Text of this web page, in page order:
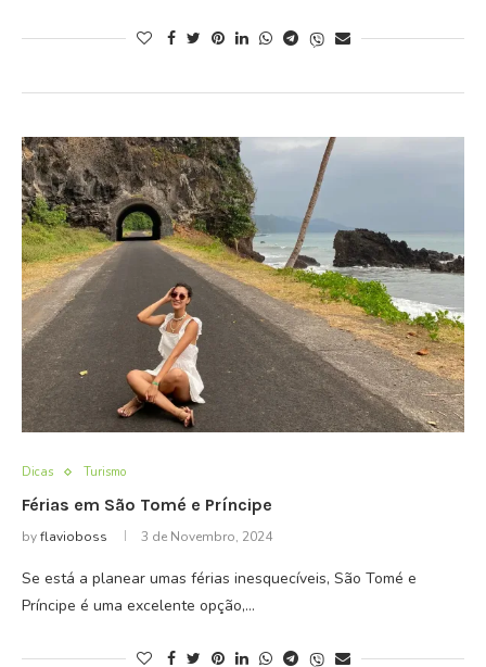
Dicas Turismo
Férias em São Tomé e Príncipe
byflavioboss 3 de Novembro, 2024
Se está a planear umas férias inesquecíveis, São Tomé e
Príncipe é uma excelente opção,…